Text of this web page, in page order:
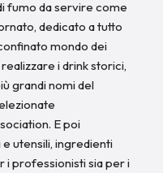
fumo da servire come
dedicato a tutto
mondo dei
i drink storici,
grandi nomi del
E poi
utensili, ingredienti
i professionisti sia per i